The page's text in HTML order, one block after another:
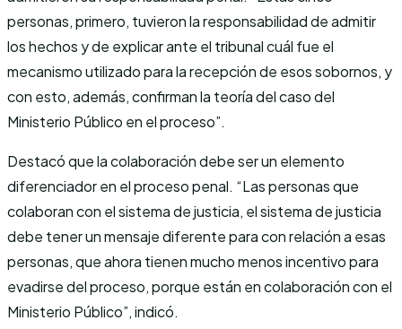
personas, primero, tuvieron la responsabilidad de admitir
los hechos y de explicar ante el tribunal cuál fue el
mecanismo utilizado para la recepción de esos sobornos, y
con esto, además, confirman la teoría del caso del
Ministerio Público en el proceso”.
Destacó que la colaboración debe ser un elemento
diferenciador en el proceso penal. “Las personas que
colaboran con el sistema de justicia, el sistema de justicia
debe tener un mensaje diferente para con relación a esas
personas, que ahora tienen mucho menos incentivo para
evadirse del proceso, porque están en colaboración con el
Ministerio Público”, indicó.